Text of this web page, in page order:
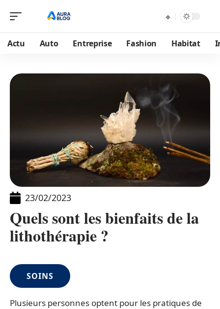
Actu Auto Entreprise Fashion Habitat
23/02/2023
Quels sont les bienfaits de la
lithothérapie ?
SOINS
Plusieurs personnes optent pour les pratiques de